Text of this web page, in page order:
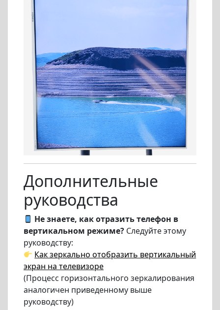
Дополнительные
руководства
Не знаете, как отразить телефон в
вертикальном режиме? Следуйте этому
руководству:
Как зеркально отобразить вертикальный
экран на телевизоре
(Процесс горизонтального зеркалирования
аналогичен приведенному выше
руководству)